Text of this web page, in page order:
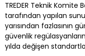
TREDER Teknik Komite
tarafından yapılan
yarısından fazlasının
güvenlik
yılda değişen